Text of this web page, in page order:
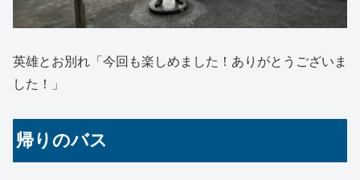
英雄とお別れ「今回も楽しめました！ありがとうございま
した！」
帰りのバス